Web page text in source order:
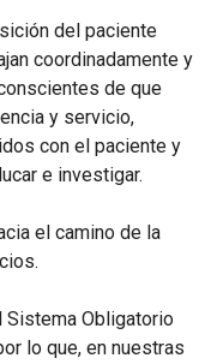
del paciente
coordinadamente y
de que
y servicio,
con el paciente y
e investigar.
el camino de la
Obligatorio
lo que, en nuestras